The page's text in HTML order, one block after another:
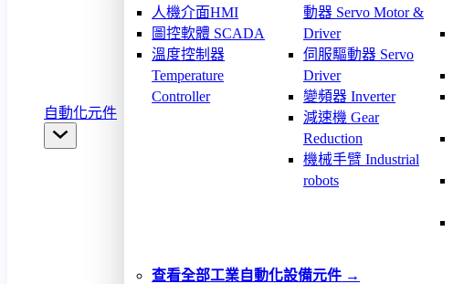
自動化元件
人機介面HMI
圖控軟體 SCADA
溫度控制器
Temperature
Controller
動器 Servo Motor &
Driver
伺服驅動器 Servo
Driver
變頻器 Inverter
減速機 Gear
Reduction
機械手臂 Industrial
robots
查看全部工業自動化設備元件